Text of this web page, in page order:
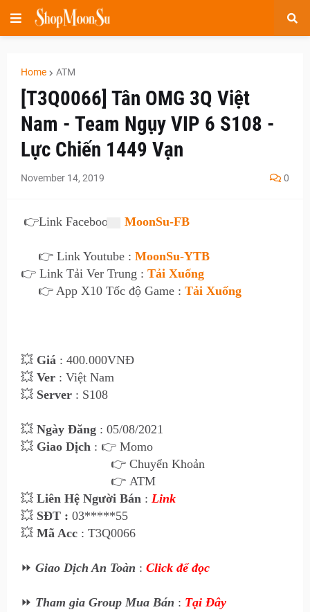
Home ATM
[T3Q0066] Tân OMG 3Q Việt
Nam - Team Ngụy VIP 6 S108 -
Lực Chiến 1449 Vạn
November 14, 2019 0
👉Link Facebook : MoonSu-FB
👉 Link Youtube : MoonSu-YTB
👉 Link Tải Ver Trung : Tải Xuống
👉 App X10 Tốc độ Game : Tải Xuống
💥 Giá : 400.000VNĐ
💥 Ver : Việt Nam
💥 Server : S108
💥 Ngày Đăng : 05/08/2021
💥 Giao Dịch : 👉 Momo
👉 Chuyển Khoản
👉 ATM
💥 Liên Hệ Người Bán : Link
💥 SĐT : 03*****55
💥 Mã Acc : T3Q0066
⏩ Giao Dịch An Toàn : Click để đọc
⏩ Tham gia Group Mua Bán : Tại Đây